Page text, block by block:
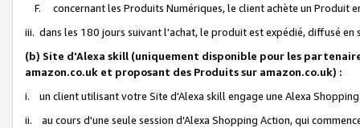
F. concernant les Produits Numériques, le client achète un Produit
iii. dans les 180 jours suivant l'achat, le produit est expédié, diffusé
(b) Site d'Alexa skill (uniquement disponible pour les
amazon.co.uk et proposant des Produits sur amazon.co.uk) :
i. un client utilisant votre Site d'Alexa skill engage une Alexa
ii. au cours d'une seule session d'Alexa Shopping Action, qui